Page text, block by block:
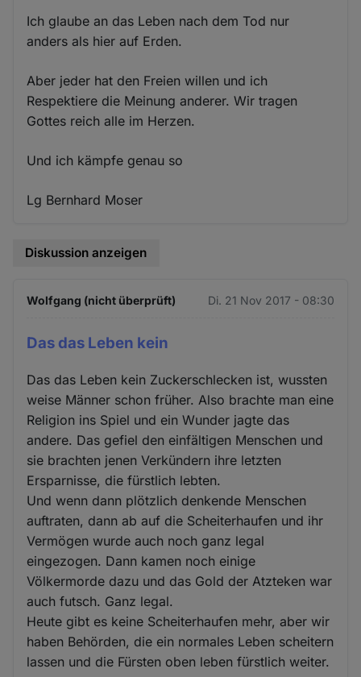
Ich glaube an das Leben nach dem Tod nur
anders als hier auf Erden.
Aber jeder hat den Freien willen und ich
Respektiere die Meinung anderer. Wir tragen
Gottes reich alle im Herzen.
Und ich kämpfe genau so
Lg Bernhard Moser
Diskussion anzeigen
Wolfgang (nicht überprüft) Di. 21 Nov 2017 - 08:30
Das das Leben kein
Das das Leben kein Zuckerschlecken ist, wussten
weise Männer schon früher. Also brachte man eine
Religion ins Spiel und ein Wunder jagte das
andere. Das gefiel den einfältigen Menschen und
sie brachten jenen Verkündern ihre letzten
Ersparnisse, die fürstlich lebten.
Und wenn dann plötzlich denkende Menschen
auftraten, dann ab auf die Scheiterhaufen und ihr
Vermögen wurde auch noch ganz legal
eingezogen. Dann kamen noch einige
Völkermorde dazu und das Gold der Atzteken war
auch futsch. Ganz legal.
Heute gibt es keine Scheiterhaufen mehr, aber wir
haben Behörden, die ein normales Leben scheitern
lassen und die Fürsten oben leben fürstlich weiter.